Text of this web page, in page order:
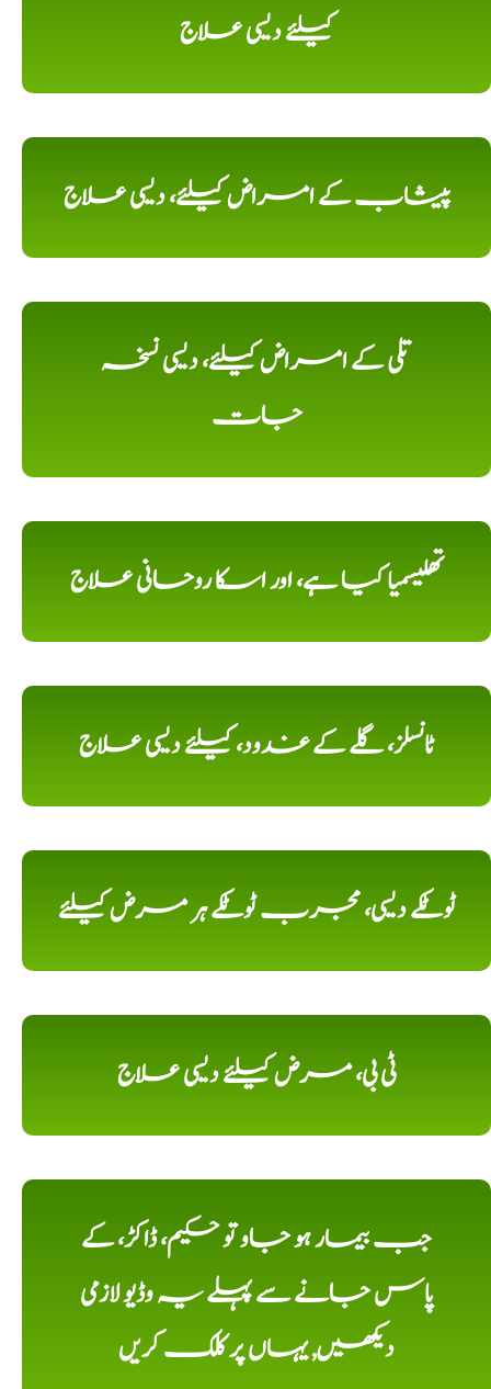
کیلئے دیسی علاج
پیشاب کے امراض کیلئے، دیسی علاج
تلی کے امراض کیلئے، دیسی نسخہ
جات
تھلیسمیا کیا ہے، اور اسکا روحانی علاج
ٹانسلز، گلے کے غدود، کیلئے دیسی علاج
ٹوٹکے دیسی، مجرب ٹوٹکے ہر مرض کیلئے
ٹی بی، مرض کیلئے دیسی علاج
جب بیمار ہو جاو تو حکیم، ڈاکڑ، کے
پاس جانے سے پہلے یہ وڈیو لازمی
دیکھیں, یہاں پر کلک کریں